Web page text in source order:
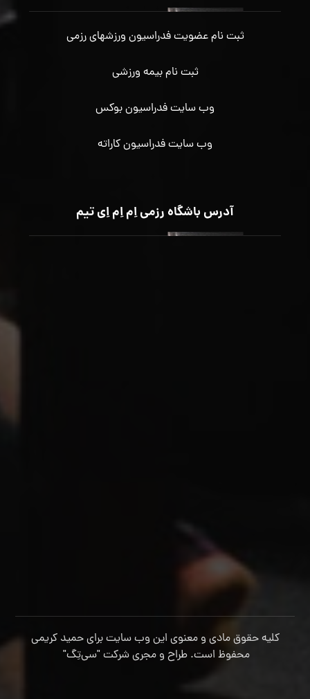
ثبت نام عضویت فدراسیون ورزشهای رزمی
ثبت نام بیمه ورزشی
وب سایت فدراسیون بوکس
وب سایت فدراسیون کاراته
آدرس باشگاه رزمی اِم اِم اِی تیم
کلیه حقوق مادی و معنوی این وب سایت برای حمید کریمی
محفوظ است. طراح و مجری شرکت"سی‌تِگ"